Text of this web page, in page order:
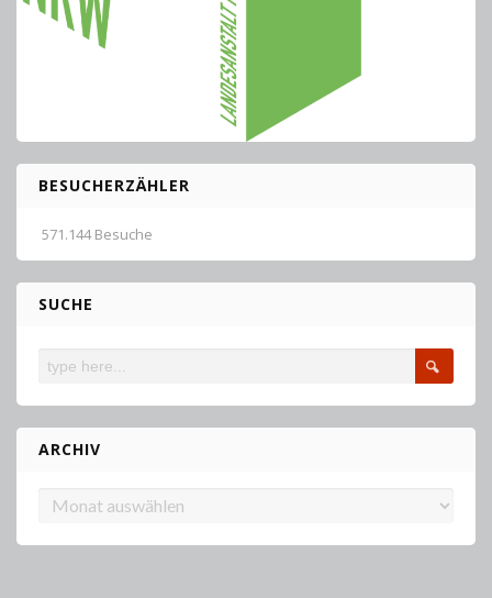
BESUCHERZÄHLER
571.144 Besuche
SUCHE
ARCHIV
Archiv